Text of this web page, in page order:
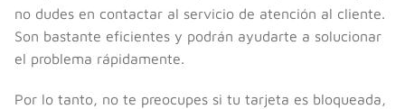
no dudes en contactar al servicio de atención al cliente.
Son bastante eficientes y podrán ayudarte a solucionar
el problema rápidamente.
Por lo tanto, no te preocupes si tu tarjeta es bloqueada,